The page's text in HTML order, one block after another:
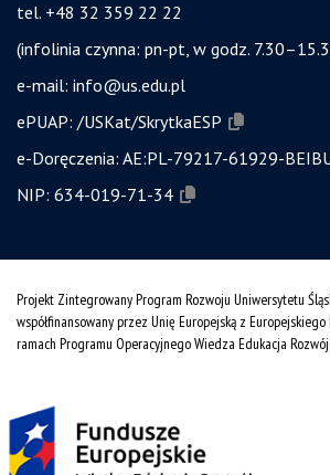
tel. +48 32 359 22 22
(infolinia czynna: pn-pt, w godz.
e-mail: info@us.edu.pl
ePUAP: /USKat/SkrytkaESP
e-Doręczenia: AE:PL-79217-61929-
NIP: 634-019-71-34
Projekt Zintegrowany Program Rozwoju Uniwersytetu
współfinansowany przez Unię Europejską z
ramach Programu Operacyjnego Wiedza Edukacja